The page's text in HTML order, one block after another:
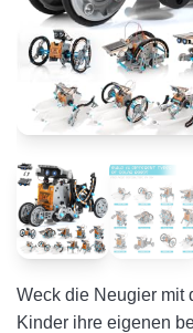
Weck die Neugier mit
Kinder ihre eigenen